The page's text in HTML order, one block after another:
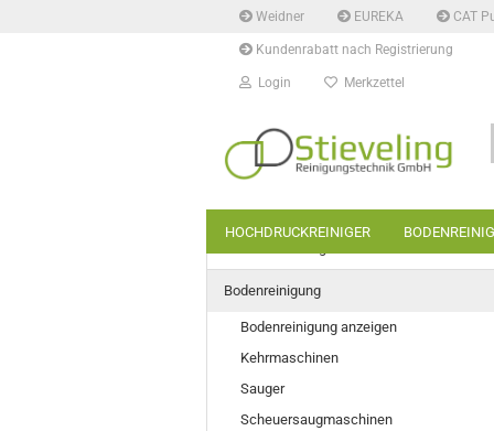
Weidner EUREKA CAT
Kundenrabatt nach Registrierung
Login Merkzettel
HOCHDRUCKREINIGER
Bodenreinigung
Bodenreinigung anzeigen
Kehrmaschinen
Sauger
Scheuersaugmaschinen